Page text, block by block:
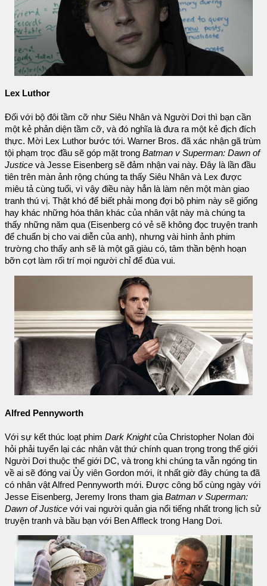
Lex Luthor
Đối với bộ đôi tầm cỡ như Siêu Nhân và Người Dơi thì bạn cần
một kẻ phản diện tầm cỡ, và đó nghĩa là đưa ra một kẻ địch đích
thực. Mời Lex Luthor bước tới. Warner Bros. đã xác nhận gã trùm
tội phạm trọc đầu sẽ góp mặt trong Batman v Superman: Dawn of
Justice và Jesse Eisenberg sẽ đảm nhận vai này. Đây là lần đầu
tiên trên màn ảnh rộng chúng ta thấy Siêu Nhân và Lex được
miêu tả cùng tuổi, vì vậy điều này hẳn là làm nên một màn giao
tranh thú vị. Thật khó để biết phải mong đợi bộ phim này sẽ giống
hay khác những hóa thân khác của nhân vật này mà chúng ta
thấy những năm qua (Eisenberg có vẻ sẽ không đọc truyện tranh
để chuẩn bị cho vai diễn của anh), nhưng vài hình ảnh phim
trường cho thấy anh sẽ là một gã giàu có, tâm thần bệnh hoạn
bỡn cợt làm rối trí mọi người chỉ để đùa vui.
Alfred Pennyworth
Với sự kết thúc loạt phim Dark Knightcủa Christopher Nolan đòi
hỏi phải tuyển lại các nhân vật thứ chính quan trọng trong thế giới
Người Dơi thuộc thế giới DC, và trong khi chúng ta vẫn ngóng tin
về ai sẽ đóng vai Ủy viên Gordon mới, ít nhất giờ đây chúng ta đã
có nhân vật Alfred Pennyworth mới. Được công bố cùng ngày với
Jesse Eisenberg, Jeremy Irons tham gia Batman v Superman:
Dawn of Justice với vai người quản gia nổi tiếng nhất trong lịch sử
truyện tranh và bầu bạn với Ben Affleck trong Hang Dơi.